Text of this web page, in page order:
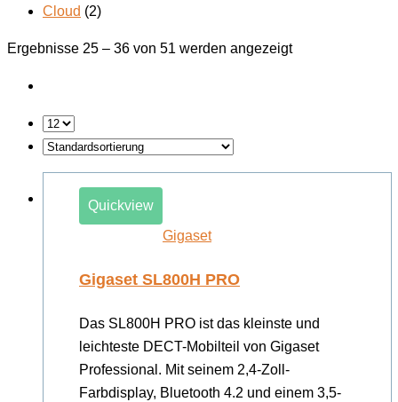
Cloud (2)
Ergebnisse 25 – 36 von 51 werden angezeigt
Quickview
Gigaset
Gigaset SL800H PRO
Das SL800H PRO ist das kleinste und
leichteste DECT-Mobilteil von Gigaset
Professional. Mit seinem 2,4-Zoll-
Farbdisplay, Bluetooth 4.2 und einem 3,5-